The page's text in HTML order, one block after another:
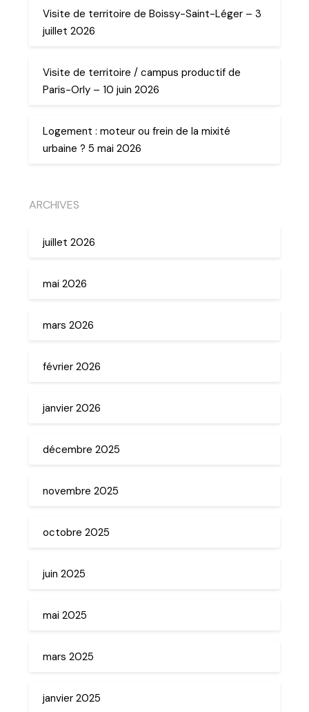
Visite de territoire de Boissy-Saint-Léger – 3
juillet 2026
Visite de territoire / campus productif de
Paris-Orly – 10 juin 2026
Logement : moteur ou frein de la mixité
urbaine ? 5 mai 2026
ARCHIVES
juillet 2026
mai 2026
mars 2026
février 2026
janvier 2026
décembre 2025
novembre 2025
octobre 2025
juin 2025
mai 2025
mars 2025
janvier 2025